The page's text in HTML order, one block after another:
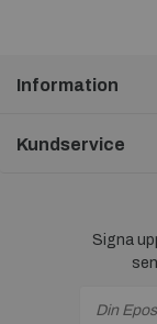
Information
Kundservice
Signa